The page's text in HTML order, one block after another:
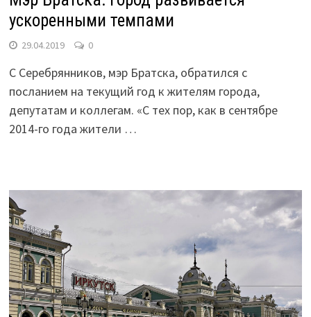
ускоренными темпами
29.04.2019 0
С Серебрянников, мэр Братска, обратился с
посланием на текущий год к жителям города,
депутатам и коллегам. «С тех пор, как в сентябре
2014-го года жители …